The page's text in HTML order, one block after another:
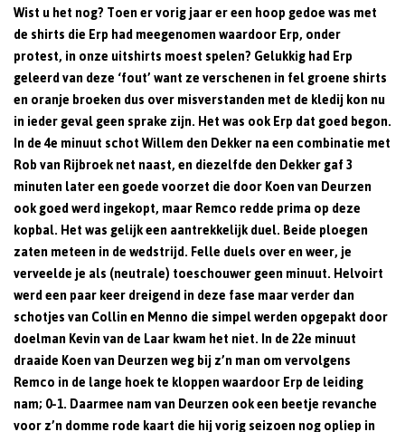
Wist u het nog? Toen er vorig jaar er een hoop gedoe was met
de shirts die Erp had meegenomen waardoor Erp, onder
protest, in onze uitshirts moest spelen? Gelukkig had Erp
geleerd van deze ‘fout’ want ze verschenen in fel groene shirts
en oranje broeken dus over misverstanden met de kledij kon nu
in ieder geval geen sprake zijn. Het was ook Erp dat goed begon.
In de 4e minuut schot Willem den Dekker na een combinatie met
Rob van Rijbroek net naast, en diezelfde den Dekker gaf 3
minuten later een goede voorzet die door Koen van Deurzen
ook goed werd ingekopt, maar Remco redde prima op deze
kopbal. Het was gelijk een aantrekkelijk duel. Beide ploegen
zaten meteen in de wedstrijd. Felle duels over en weer, je
verveelde je als (neutrale) toeschouwer geen minuut. Helvoirt
werd een paar keer dreigend in deze fase maar verder dan
schotjes van Collin en Menno die simpel werden opgepakt door
doelman Kevin van de Laar kwam het niet. In de 22e minuut
draaide Koen van Deurzen weg bij z’n man om vervolgens
Remco in de lange hoek te kloppen waardoor Erp de leiding
nam; 0-1. Daarmee nam van Deurzen ook een beetje revanche
voor z’n domme rode kaart die hij vorig seizoen nog opliep in